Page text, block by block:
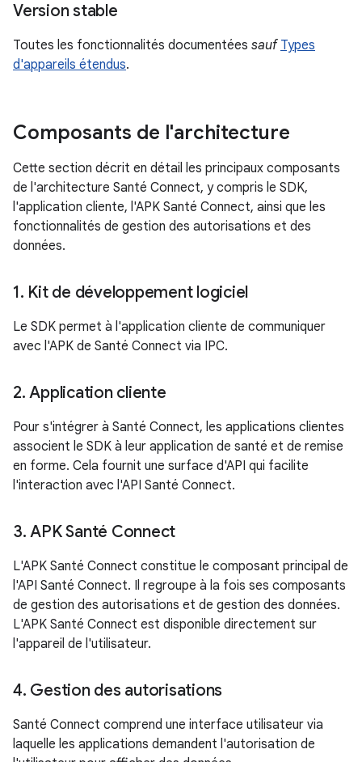
Version stable
Toutes les fonctionnalités documentées sauf Types
d'appareils étendus.
Composants de l'architecture
Cette section décrit en détail les principaux composants
de l'architecture Santé Connect, y compris le SDK,
l'application cliente, l'APK Santé Connect, ainsi que les
fonctionnalités de gestion des autorisations et des
données.
1. Kit de développement logiciel
Le SDK permet à l'application cliente de communiquer
avec l'APK de Santé Connect via IPC.
2. Application cliente
Pour s'intégrer à Santé Connect, les applications clientes
associent le SDK à leur application de santé et de remise
en forme. Cela fournit une surface d'API qui facilite
l'interaction avec l'API Santé Connect.
3. APK Santé Connect
L'APK Santé Connect constitue le composant principal de
l'API Santé Connect. Il regroupe à la fois ses composants
de gestion des autorisations et de gestion des données.
L'APK Santé Connect est disponible directement sur
l'appareil de l'utilisateur.
4. Gestion des autorisations
Santé Connect comprend une interface utilisateur via
laquelle les applications demandent l'autorisation de